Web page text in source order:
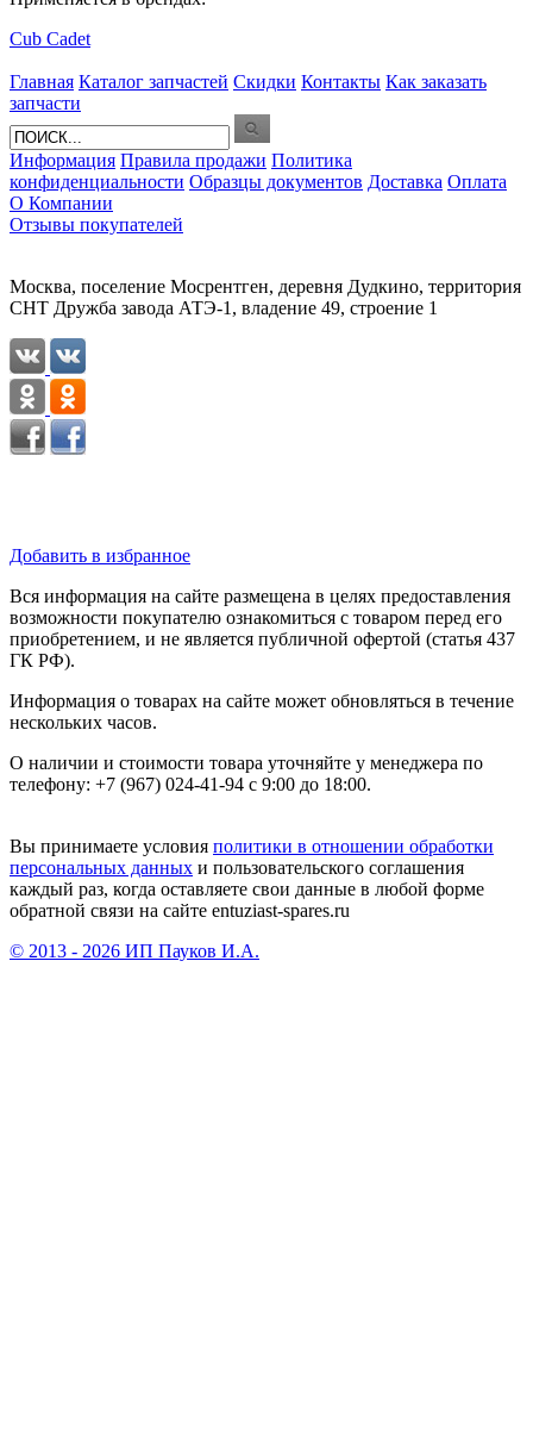
Cub Cadet
Главная Каталог запчастей Скидки Контакты Как заказать
запчасти
Информация Правила продажи Политика
конфиденциальности Образцы документов Доставка Оплата
О Компании
Отзывы покупателей
Москва, поселение Мосрентген, деревня Дудкино, территория
СНТ Дружба завода АТЭ-1, владение 49, строение 1
Добавить в избранное
Вся информация на сайте размещена в целях предоставления
возможности покупателю ознакомиться с товаром перед его
приобретением, и не является публичной офертой (статья 437
ГК РФ).
Информация о товарах на сайте может обновляться в течение
нескольких часов.
О наличии и стоимости товара уточняйте у менеджера по
телефону: +7 (967) 024-41-94 с 9:00 до 18:00.
Вы принимаете условия политики в отношении обработки
персональных данных и пользовательского соглашения
каждый раз, когда оставляете свои данные в любой форме
обратной связи на сайте entuziast-spares.ru
© 2013 - 2026 ИП Пауков И.А.